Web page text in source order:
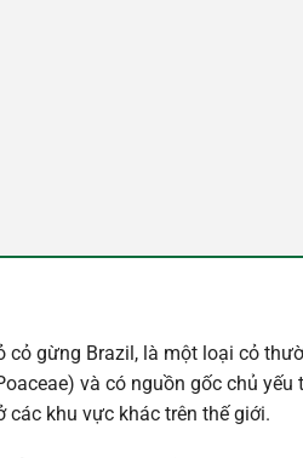
cỏ gừng Brazil, là một loại cỏ
và có nguồn gốc chủ yếu
khu vực khác trên thế giới.